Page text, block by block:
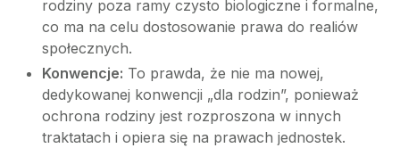
rodziny poza ramy czysto biologiczne i formalne,
co ma na celu dostosowanie prawa do realiów
społecznych.
Konwencje: To prawda, że nie ma nowej,
dedykowanej konwencji „dla rodzin”, ponieważ
ochrona rodziny jest rozproszona w innych
traktatach i opiera się na prawach jednostek.